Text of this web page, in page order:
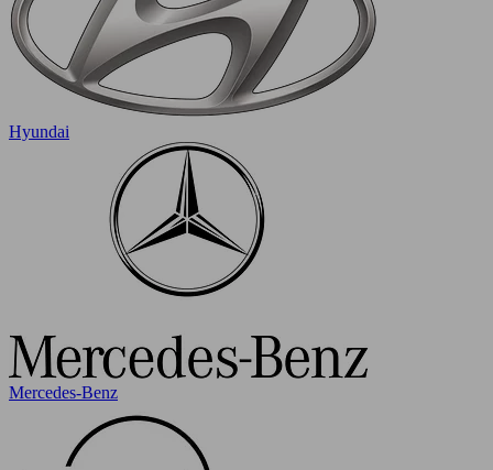
Hyundai
Mercedes-Benz